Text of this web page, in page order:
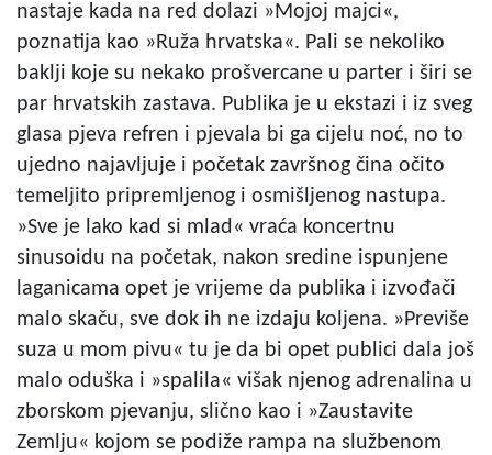
nastaje kada na red dolazi »Mojoj majci«,
poznatija kao »Ruža hrvatska«. Pali se nekoliko
baklji koje su nekako prošvercane u parter i širi se
par hrvatskih zastava. Publika je u ekstazi i iz sveg
glasa pjeva refren i pjevala bi ga cijelu noć, no to
ujedno najavljuje i početak završnog čina očito
temeljito pripremljenog i osmišljenog nastupa.
»Sve je lako kad si mlad« vraća koncertnu
sinusoidu na početak, nakon sredine ispunjene
laganicama opet je vrijeme da publika i izvođači
malo skaču, sve dok ih ne izdaju koljena. »Previše
suza u mom pivu« tu je da bi opet publici dala još
malo oduška i »spalila« višak njenog adrenalina u
zborskom pjevanju, slično kao i »Zaustavite
Zemlju« kojom se podiže rampa na službenom